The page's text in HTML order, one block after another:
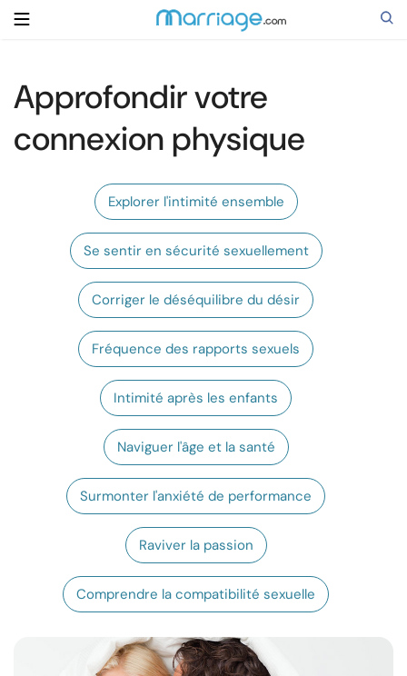
Rechercher
Communauté
Trouver un thérapeute
À propos de nous Contact Écrivez pour nous
Approfondir votre
connexion physique
Explorer l'intimité ensemble
Se sentir en sécurité sexuellement
Corriger le déséquilibre du désir
Fréquence des rapports sexuels
Intimité après les enfants
Naviguer l'âge et la santé
Surmonter l'anxiété de performance
Raviver la passion
Comprendre la compatibilité sexuelle